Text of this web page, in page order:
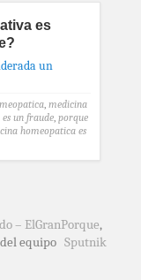
es
, medicina
un fraude, porque
homeopatica es
– ElGranPorque,
equipo Sputnik